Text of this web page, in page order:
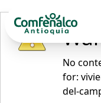
No
for:
del-